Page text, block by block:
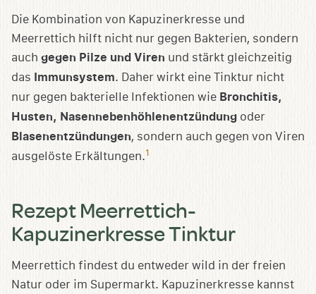
Die Kombination von Kapuzinerkresse und
Meerrettich hilft nicht nur gegen Bakterien, sondern
auch gegen Pilze und Viren und stärkt gleichzeitig
das Immunsystem. Daher wirkt eine Tinktur nicht
nur gegen bakterielle Infektionen wie Bronchitis,
Husten, Nasennebenhöhlenentzündung oder
Blasenentzündungen, sondern auch gegen von Viren
ausgelöste Erkältungen.1
Rezept Meerrettich-
Kapuzinerkresse Tinktur
Meerrettich findest du entweder wild in der freien
Natur oder im Supermarkt. Kapuzinerkresse kannst